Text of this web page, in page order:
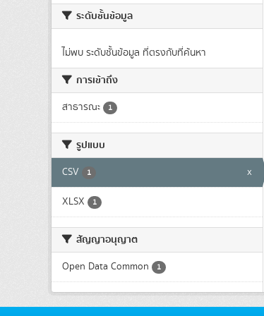
ระดับชั้นข้อมูล
ไม่พบ ระดับชั้นข้อมูล ที่ตรงกับที่ค้นหา
การเข้าถึง
สาธารณะ 1
รูปแบบ
CSV 1 x
XLSX 1
สัญญาอนุญาต
Open Data Common 1